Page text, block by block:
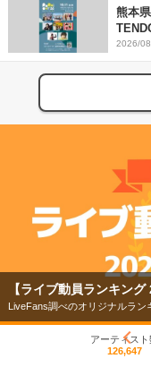
熊本
支援
2026/
【ライブ動員ランキング
LiveFans調べのオリジナルラン
アーティスト
126,647